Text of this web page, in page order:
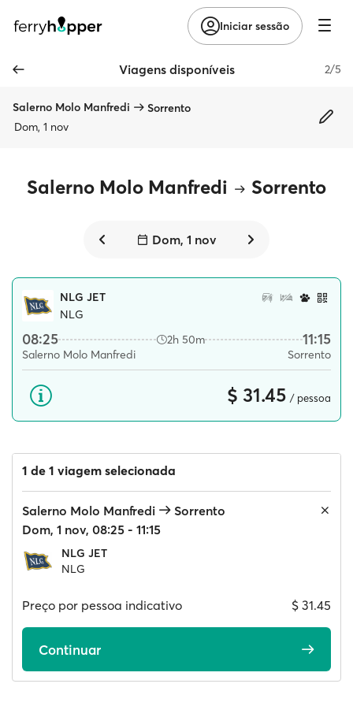
Iniciar sessão
Viagens disponíveis 2/5
Salerno Molo Manfredi
Sorrento
Dom, 1 nov
Salerno Molo Manfredi Sorrento
Dom, 1 nov
NLG JET
NLG
08:25 2h 50m 11:15
Salerno Molo Manfredi Sorrento
$ 31.45 / pessoa
1 de 1 viagem selecionada
Salerno Molo Manfredi
Sorrento
Dom, 1 nov, 08:25 - 11:15
NLG JET
NLG
Preço por pessoa indicativo $ 31.45
Continuar